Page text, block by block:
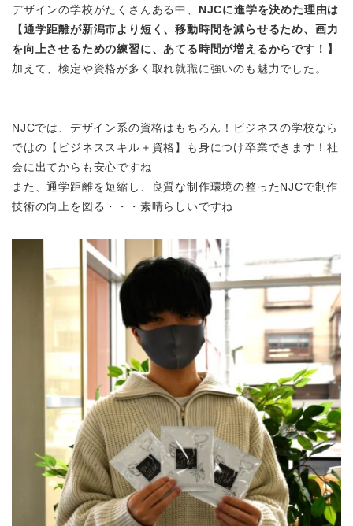
デザインの学校がたくさんある中、 NJCに進学を決めた理由は
【通学距離が新潟市より短く、移動時間を減らせるため、画力
を向上させるための練習に、あてる時間が増えるからです！】
加えて、検定や資格が多く取れ就職に強いのも魅力でした。
NJCでは、デザイン系の資格はもちろん！ビジネスの学校なら
ではの【ビジネススキル＋資格】も身につけ卒業できます！社
会に出てからも安心ですね
また、通学距離を短縮し、良質な制作環境の整ったNJCで制作
技術の向上を図る・・・素晴らしいですね